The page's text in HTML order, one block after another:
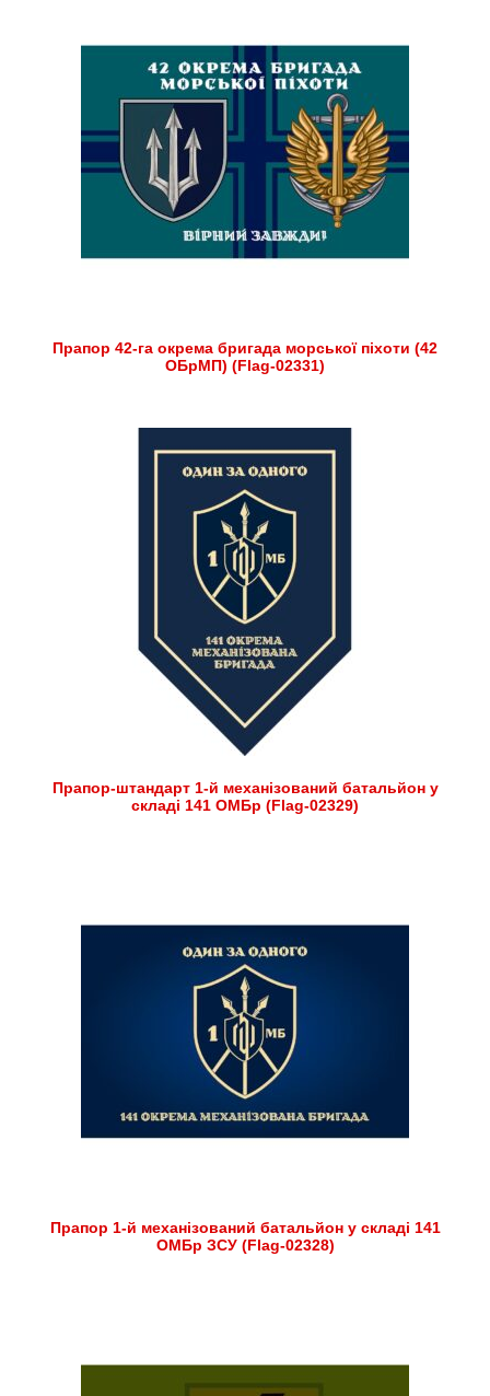
Прапор 42-га окрема бригада морської піхоти (42
ОБрМП) (Flag-02331)
Прапор-штандарт 1-й механізований батальйон у
складі 141 ОМБр (Flag-02329)
Прапор 1-й механізований батальйон у складі 141
ОМБр ЗСУ (Flag-02328)